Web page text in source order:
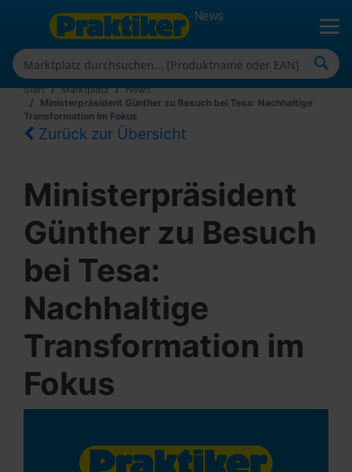
News
Start Marktplatz
News
Ministerpräsident Günther zu Besuch bei Tesa: Nachhaltige
Transformation im Fokus
Zurück zur Übersicht
Ministerpräsident
Günther zu Besuch
bei Tesa:
Nachhaltige
Transformation im
Fokus